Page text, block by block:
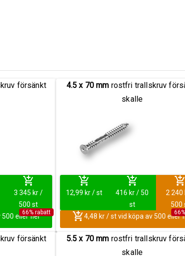
försänkt
add_shopping_cart
3 345 kr /
500 st
500 eller fler
66% rabatt
4.5 x 70 mm rostfri trallskruv
skalle
add_shopping_cart
12,99 kr / st
add_shopping_cart
416 kr / 50
st
add_shopping_cart
2 240
500
add_shopping_cart4,48 kr / st vid köpa av 500 eller
försänkt
5.5 x 70 mm rostfri trallskruv
skalle